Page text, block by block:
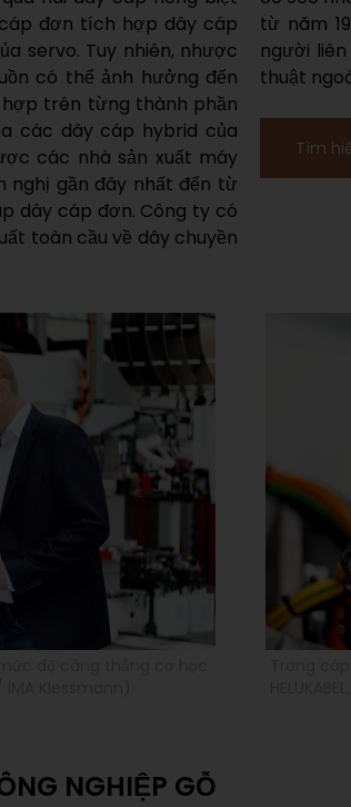
đơn tích hợp dây cáp
servo. Tuy nhiên, nhược
có thể ảnh hưởng đến
trên từng thành phần
các dây cáp hybrid của
các nhà sản xuất máy
nghị gần đây nhất đến từ
dây cáp đơn. Công ty có
toàn cầu về dây chuyền
mua sắm điện tại IMA;
là đại diện bán hàng kỹ
thuật
Tìm
NGHIỆP GỖ